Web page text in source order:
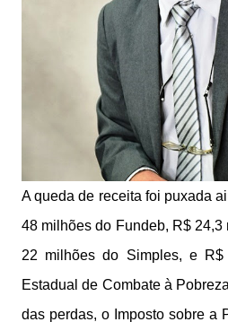
A queda de receita foi puxada
48 milhões do Fundeb, R$
22 milhões do Simples, e
Estadual de Combate à
das perdas, o Imposto sobre a